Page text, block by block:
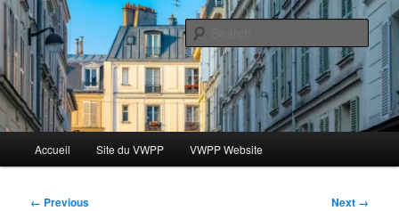
Skip
primary
contentBlog VWPP
Le blog des étudiants du Vassar-Wesleyan Programme à Paris
Accueil Site du VWPP VWPP Website
Image
← Previous Next →